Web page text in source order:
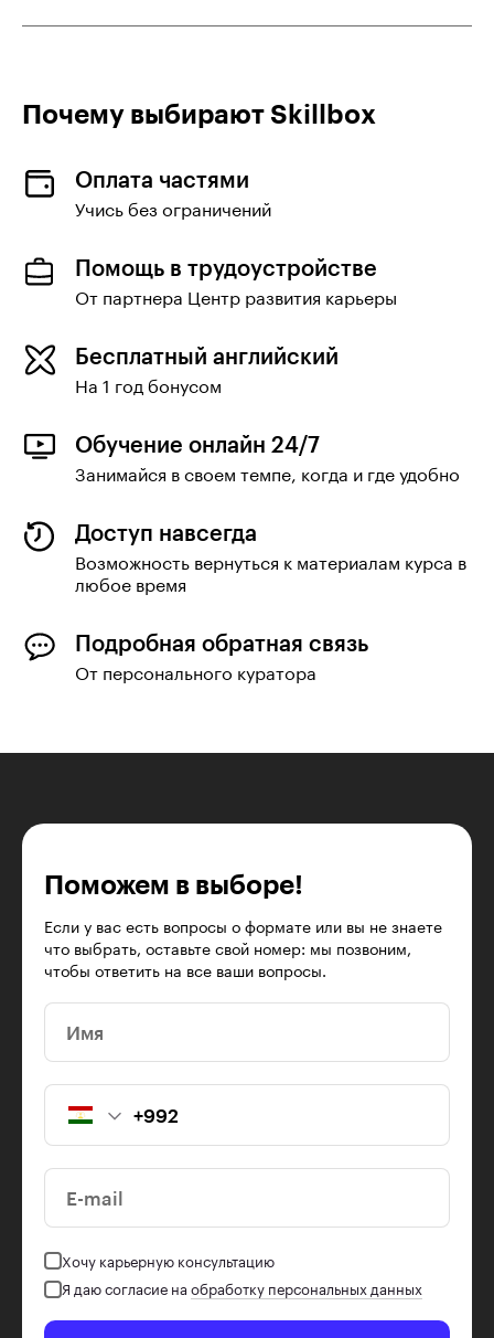
Почему выбирают Skillboх
Оплата частями
Учись без ограничений
Помощь в трудоустройстве
От партнера Центр развития карьеры
Бесплатный английский
На 1 год бонусом
Обучение онлайн 24/7
Занимайся в своем темпе, когда и где удобно
Доступ навсегда
Возможность вернуться к материалам курса в
любое время
Подробная обратная связь
От персонального куратора
Поможем в выборе!
Если у вас есть вопросы о формате или вы не знаете
что выбрать, оставьте свой номер: мы позвоним,
чтобы ответить на все ваши вопросы.
Имя
E-mail
Хочу карьерную консультацию
Я даю согласие на обработку персональных данных